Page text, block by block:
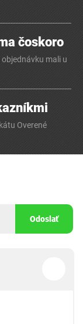
čoskoro
mali u
Overené
Odoslať